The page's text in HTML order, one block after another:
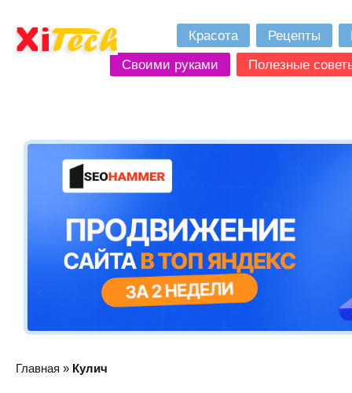
Красота Рецепты
Своими руками
Полезные
Главная » Кулич